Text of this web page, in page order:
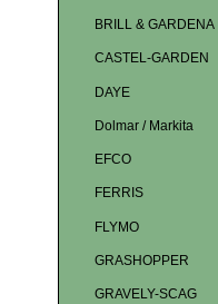
BRILL & GARDENA
CASTEL-GARDEN
DAYE
Dolmar / Markita
EFCO
FERRIS
FLYMO
GRASHOPPER
GRAVELY-SCAG